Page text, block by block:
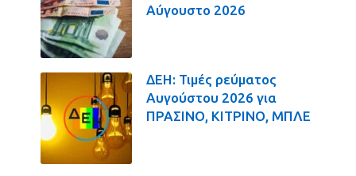
Αύγουστο 2026
ΔΕΗ: Τιμές ρεύματος
Αυγούστου 2026 για
ΠΡΑΣΙΝΟ, ΚΙΤΡΙΝΟ, ΜΠΛΕ